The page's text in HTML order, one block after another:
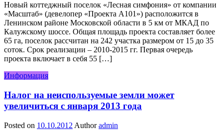
Новый коттеджный поселок «Лесная симфония» от компании
«Масштаб» (девелопер «Проекта А101») расположится в
Ленинском районе Московской области в 5 км от МКАД по
Калужскому шоссе. Общая площадь проекта составляет более
65 га, поселок рассчитан на 242 участка размером от 15 до 35
соток. Срок реализации – 2010-2015 гг. Первая очередь
проекта включает в себя 55 […]
Информация
Налог на неиспользуемые земли может
увеличиться с января 2013 года
Posted on 10.10.2012 Author admin